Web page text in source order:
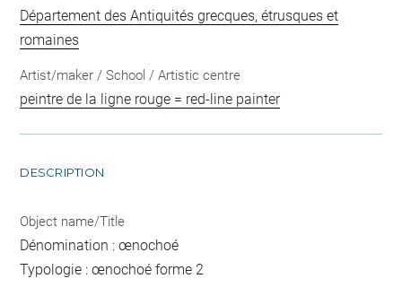
Département des Antiquités grecques, étrusques et
romaines
Artist/maker / School / Artistic centre
peintre de la ligne rouge = red-line painter
DESCRIPTION
Object name/Title
Dénomination : œnochoé
Typologie : œnochoé forme 2